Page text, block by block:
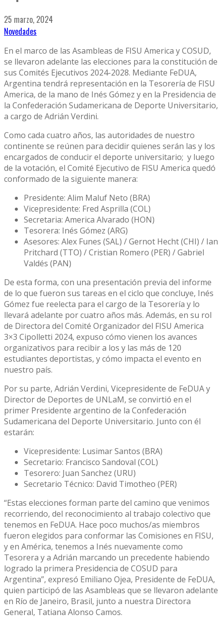
25 marzo, 2024
Novedades
En el marco de las Asambleas de FISU America y COSUD,
se llevaron adelante las elecciones para la constitución de
sus Comités Ejecutivos 2024-2028. Mediante FeDUA,
Argentina tendrá representación en la Tesorería de FISU
America, de la mano de Inés Gómez y en la Presidencia de
la Confederación Sudamericana de Deporte Universitario,
a cargo de Adrián Verdini.
Como cada cuatro años, las autoridades de nuestro
continente se reúnen para decidir quienes serán las y los
encargados de conducir el deporte universitario; y luego
de la votación, el Comité Ejecutivo de FISU America quedó
conformado de la siguiente manera:
Presidente: Alim Maluf Neto (BRA)
Vicepresidente: Fred Asprilla (COL)
Secretaria: America Alvarado (HON)
Tesorera: Inés Gómez (ARG)
Asesores: Alex Funes (SAL) / Gernot Hecht (CHI) / Ian
Pritchard (TTO) / Cristian Romero (PER) / Gabriel
Valdés (PAN)
De esta forma, con una presentación previa del informe
de lo que fueron sus tareas en el ciclo que concluye, Inés
Gómez fue reelecta para el cargo de la Tesorería y lo
llevará adelante por cuatro años más. Además, en su rol
de Directora del Comité Organizador del FISU America
3×3 Cipolletti 2024, expuso cómo vienen los avances
organizativos para recibir a los y las más de 120
estudiantes deportistas, y cómo impacta el evento en
nuestro país.
Por su parte, Adrián Verdini, Vicepresidente de FeDUA y
Director de Deportes de UNLaM, se convirtió en el
primer Presidente argentino de la Confederación
Sudamericana del Deporte Universitario. Junto con él
estarán:
Vicepresidente: Lusimar Santos (BRA)
Secretario: Francisco Sandoval (COL)
Tesorero: Juan Sanchez (URU)
Secretario Técnico: David Timotheo (PER)
“Estas elecciones forman parte del camino que venimos
recorriendo, del reconocimiento al trabajo colectivo que
tenemos en FeDUA. Hace poco muchos/as miembros
fueron elegidos para conformar las Comisiones en FISU,
y en América, tenemos a Inés nuevamente como
Tesorera y a Adrián marcando un precedente habiendo
logrado la primera Presidencia de COSUD para
Argentina”, expresó Emiliano Ojea, Presidente de FeDUA,
quien participó de las Asambleas que se llevaron adelante
en Río de Janeiro, Brasil, junto a nuestra Directora
General, Tatiana Alonso Camos.